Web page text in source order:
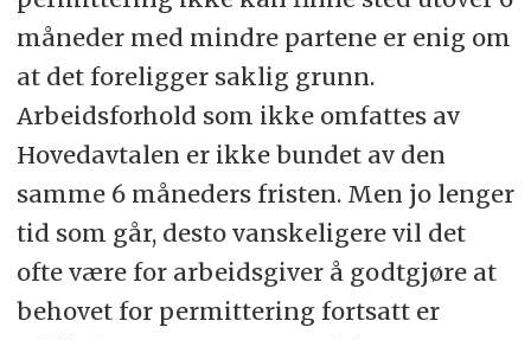
måneder med mindre partene er enig om
at det foreligger saklig grunn.
Arbeidsforhold som ikke omfattes av
Hovedavtalen er ikke bundet av den
samme 6 måneders fristen. Men jo lenger
tid som går, desto vanskeligere vil det
ofte være for arbeidsgiver å godtgjøre at
behovet for permittering fortsatt er